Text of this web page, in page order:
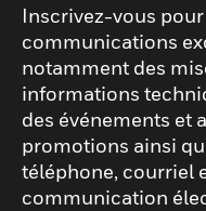
Inscrivez-vous
communications
notamment des
informations
des événements et
promotions ainsi
téléphone, courriel
communication